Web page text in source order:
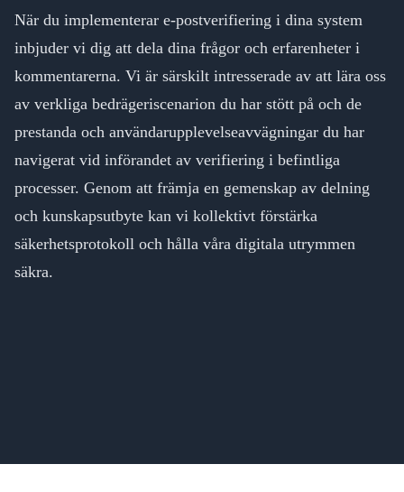
När du implementerar e-postverifiering i dina system
inbjuder vi dig att dela dina frågor och erfarenheter i
kommentarerna. Vi är särskilt intresserade av att lära oss
av verkliga bedrägeriscenarion du har stött på och de
prestanda och användarupplevelseavvägningar du har
navigerat vid införandet av verifiering i befintliga
processer. Genom att främja en gemenskap av delning
och kunskapsutbyte kan vi kollektivt förstärka
säkerhetsprotokoll och hålla våra digitala utrymmen
säkra.